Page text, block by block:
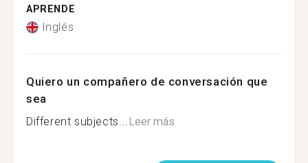
APRENDE
Inglés
Quiero un compañero de conversación que
sea
Different subjects...Leer más